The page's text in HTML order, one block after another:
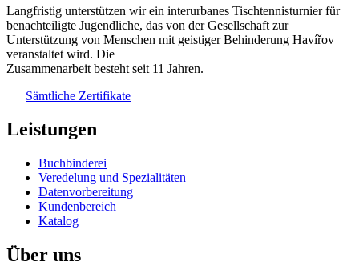
Langfristig unterstützen wir ein interurbanes Tischtennisturnier für
benachteiligte Jugendliche, das von der Gesellschaft zur
Unterstützung von Menschen mit geistiger Behinderung Havířov
veranstaltet wird. Die
Zusammenarbeit besteht seit 11 Jahren.
Sämtliche Zertifikate
Leistungen
Buchbinderei
Veredelung und Spezialitäten
Datenvorbereitung
Kundenbereich
Katalog
Über uns